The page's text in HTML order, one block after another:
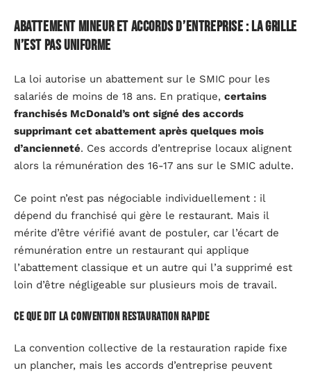
Abattement mineur et accords d’entreprise : la grille
n’est pas uniforme
La loi autorise un abattement sur le SMIC pour les
salariés de moins de 18 ans. En pratique, certains
franchisés McDonald’s ont signé des accords
supprimant cet abattement après quelques mois
d’ancienneté. Ces accords d’entreprise locaux alignent
alors la rémunération des 16-17 ans sur le SMIC adulte.
Ce point n’est pas négociable individuellement : il
dépend du franchisé qui gère le restaurant. Mais il
mérite d’être vérifié avant de postuler, car l’écart de
rémunération entre un restaurant qui applique
l’abattement classique et un autre qui l’a supprimé est
loin d’être négligeable sur plusieurs mois de travail.
Ce que dit la convention restauration rapide
La convention collective de la restauration rapide fixe
un plancher, mais les accords d’entreprise peuvent